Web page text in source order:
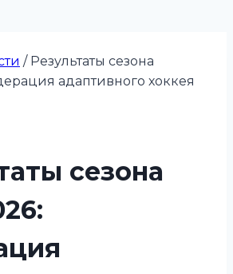
/ Результаты сезона
адаптивного хоккея
сезона